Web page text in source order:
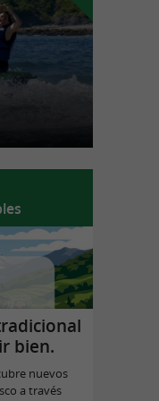
bien.
nuevos
a través